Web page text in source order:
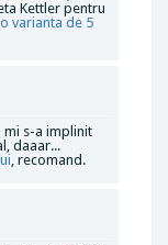
Kettler pentru
o varianta de 5
mi s-a implinit
daaar...
, recomand.